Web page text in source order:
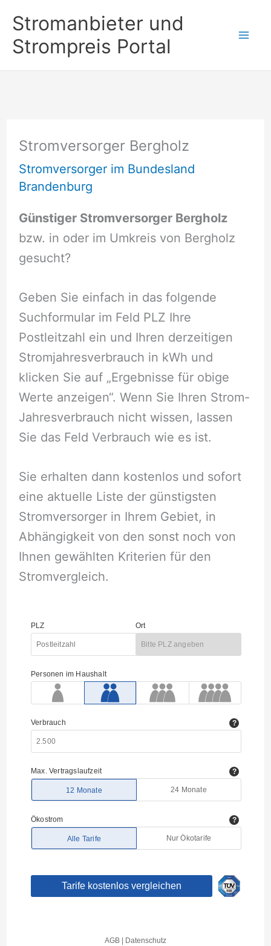
Inhalt
springen
Stromanbieter und
Strompreis Portal
Stromversorger Bergholz
Stromversorger im Bundesland
Brandenburg
Günstiger Stromversorger Bergholz
bzw. in oder im Umkreis von Bergholz
gesucht?
Geben Sie einfach in das folgende
Suchformular im Feld PLZ Ihre
Postleitzahl ein und Ihren derzeitigen
Stromjahresverbrauch in kWh und
klicken Sie auf „Ergebnisse für obige
Werte anzeigen“. Wenn Sie Ihren Strom-
Jahresverbrauch nicht wissen, lassen
Sie das Feld Verbrauch wie es ist.
Sie erhalten dann kostenlos und sofort
eine aktuelle Liste der günstigsten
Stromversorger in Ihrem Gebiet, in
Abhängigkeit von den sonst noch von
Ihnen gewählten Kriterien für den
Stromvergleich.